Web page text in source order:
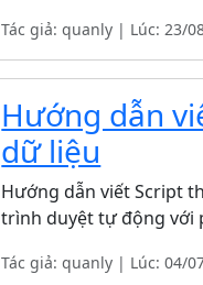
Tác giả: quanly | Lúc: 23/
Hướng dẫn
dữ liệu
Hướng dẫn viết Script
trình duyệt tự động với
Tác giả: quanly | Lúc: 04/